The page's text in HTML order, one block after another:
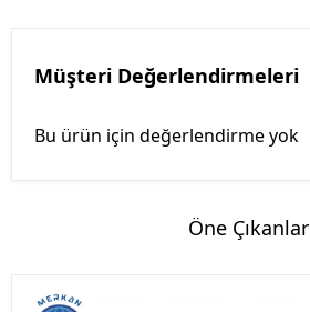
Müşteri Değerlendirmeleri
Bu ürün için değerlendirme yok
Öne Çıkanlar